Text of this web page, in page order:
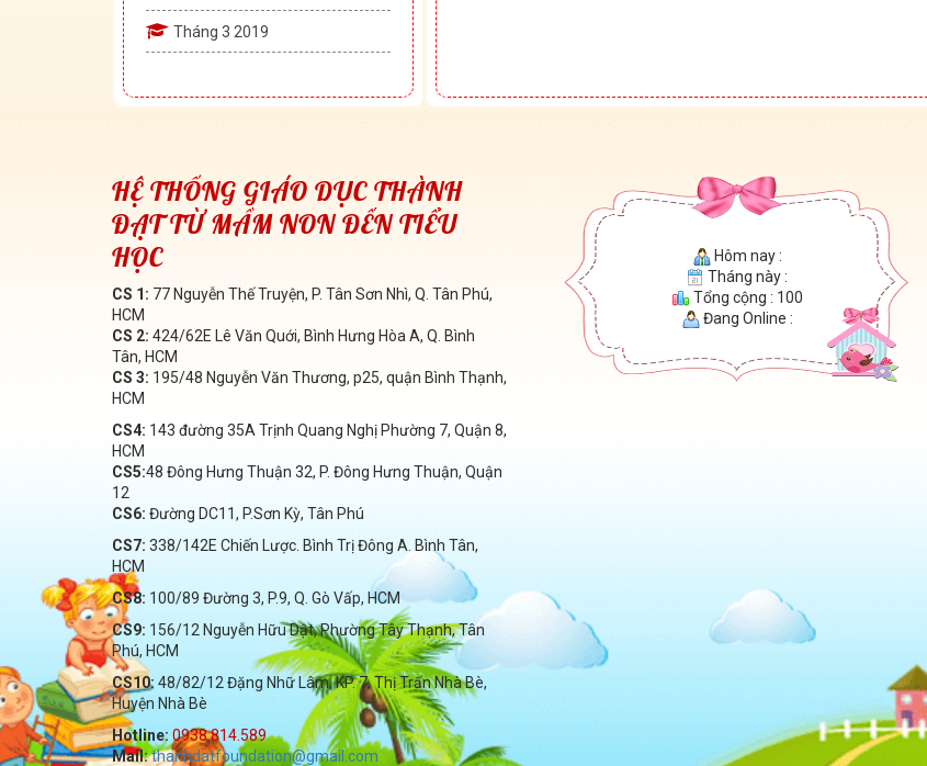
Tháng 3 2019
HỆ THỐNG GIÁO DỤC THÀNH
ĐẠT TỪ MẦM NON ĐẾN TIỂU
HỌC
CS 1: 77 Nguyễn Thế Truyện, P. Tân Sơn Nhì, Q. Tân Phú,
HCM
CS 2: 424/62E Lê Văn Quới, Bình Hưng Hòa A, Q. Bình
Tân, HCM
CS 3: 195/48 Nguyễn Văn Thương, p25, quận Bình Thạnh,
HCM
CS4: 143 đường 35A Trịnh Quang Nghị Phường 7, Quận 8,
HCM
CS5:48 Đông Hưng Thuận 32, P. Đông Hưng Thuận, Quận
12
CS6: Đường DC11, P.Sơn Kỳ, Tân Phú
CS7: 338/142E Chiến Lược. Bình Trị Đông A. Bình Tân,
HCM
CS8: 100/89 Đường 3, P.9, Q. Gò Vấp, HCM
CS9: 156/12 Nguyễn Hữu Dật, Phường Tây Thạnh, Tân
Phú, HCM
CS10: 48/82/12 Đặng Nhữ Lâm, KP. 7, Thị Trấn Nhà Bè,
Huyện Nhà Bè
Hotline: 0938.814.589
Mail:thanhdatfoundation@gmail.com
Hôm nay :
Tháng này :
Tổng cộng : 100
Đang Online :